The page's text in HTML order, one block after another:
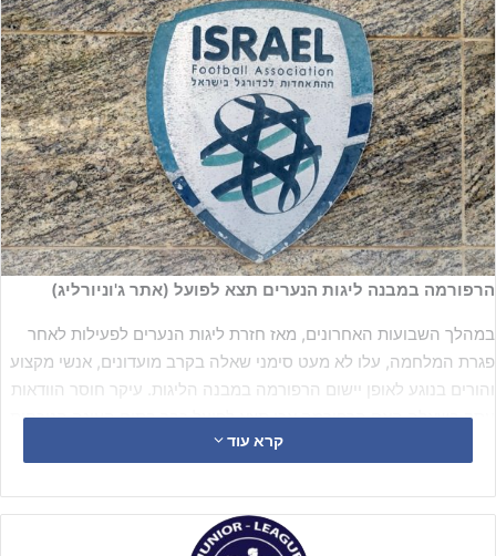
הרפורמה במבנה ליגות הנערים תצא לפועל (אתר ג'וניורליג)
במהלך השבועות האחרונים, מאז חזרת ליגות הנערים לפעילות לאחר
פגרת המלחמה, עלו לא מעט סימני שאלה בקרב מועדונים, אנשי מקצוע
והורים בנוגע לאופן יישום הרפורמה במבנה הליגות. עיקר חוסר הוודאות
עסק בשאלה האם הרפורמה אכן תצא לפועל כבר בתום העונה הנוכחית,
או שמא תידחה בעקבות עצירת הפעילות והעומס בלוחות הזמנים. כעת,
קרא עוד